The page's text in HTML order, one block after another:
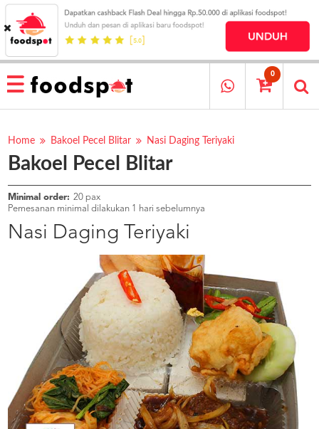
HOME
MENU
RESTAURANT
PESAN
OUR
COMPANY
KATA
MEREKA
KATALOG
CATERERS
BLOG
TERMS
&
CONDITIONS
0
Home Bakoel Pecel Blitar Nasi Daging Teriyaki
Bakoel Pecel Blitar
Minimal order: 20 pax
Pemesanan minimal dilakukan 1 hari sebelumnya
Nasi Daging Teriyaki